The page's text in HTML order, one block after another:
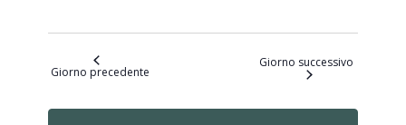
Giorno precedente
Giorno successivo